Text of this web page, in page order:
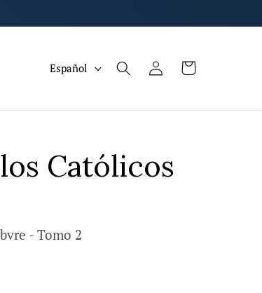
m
a
Español
Iniciar
sesión
Carrito
Católicos
- Tomo 2